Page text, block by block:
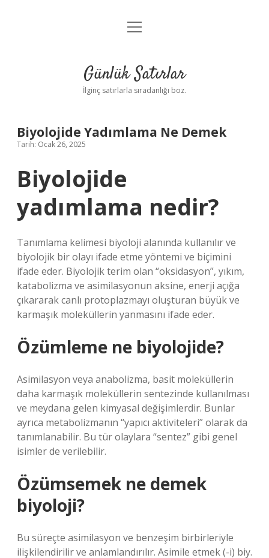
Anasayfa
Yasal Uyarı
menüyü
Günlük Satırlar
İlginç satırlarla sıradanlığı boz.
Biyolojide Yadımlama Ne Demek
Tarih: Ocak 26, 2025
Biyolojide
yadımlama nedir?
Tanımlama kelimesi biyoloji alanında kullanılır ve
biyolojik bir olayı ifade etme yöntemi ve biçimini
ifade eder. Biyolojik terim olan “oksidasyon”, yıkım,
katabolizma ve asimilasyonun aksine, enerji açığa
çıkararak canlı protoplazmayı oluşturan büyük ve
karmaşık moleküllerin yanmasını ifade eder.
Özümleme ne biyolojide?
Asimilasyon veya anabolizma, basit moleküllerin
daha karmaşık moleküllerin sentezinde kullanılması
ve meydana gelen kimyasal değişimlerdir. Bunlar
ayrıca metabolizmanın “yapıcı aktiviteleri” olarak da
tanımlanabilir. Bu tür olaylara “sentez” gibi genel
isimler de verilebilir.
Özümsemek ne demek
biyoloji?
Bu süreçte asimilasyon ve benzeşim birbirleriyle
ilişkilendirilir ve anlamlandırılır. Asimile etmek (-i) biy.